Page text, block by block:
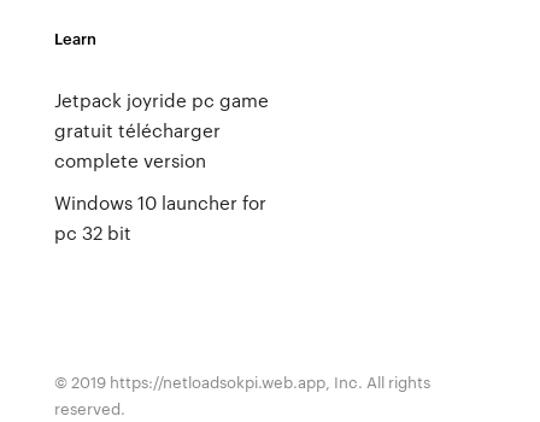
Learn
Jetpack joyride pc game
gratuit télécharger
complete version
Windows 10 launcher for
pc 32 bit
© 2019 https://netloadsokpi.web.app, Inc. All rights
reserved.